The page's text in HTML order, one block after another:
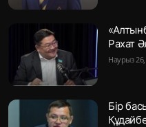
Рахат
Наурыз
Бір